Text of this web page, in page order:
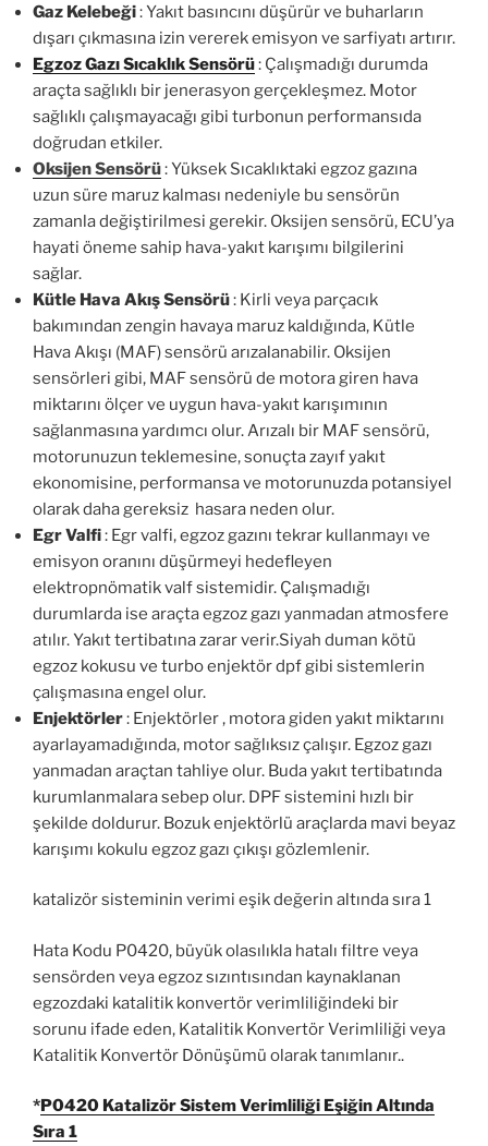
Gaz Kelebeği: Yakıt basıncını düşürür ve buharların
dışarı çıkmasına izin vererek emisyon ve sarfiyatı artırır.
Egzoz Gazı Sıcaklık Sensörü: Çalışmadığı durumda
araçta sağlıklı bir jenerasyon gerçekleşmez. Motor
sağlıklı çalışmayacağı gibi turbonun performansıda
doğrudan etkiler.
Oksijen Sensörü: Yüksek Sıcaklıktaki egzoz gazına
uzun süre maruz kalması nedeniyle bu sensörün
zamanla değiştirilmesi gerekir. Oksijen sensörü, ECU’ya
hayati öneme sahip hava-yakıt karışımı bilgilerini
sağlar.
Kütle Hava Akış Sensörü: Kirli veya parçacık
bakımından zengin havaya maruz kaldığında, Kütle
Hava Akışı (MAF) sensörü arızalanabilir. Oksijen
sensörleri gibi, MAF sensörü de motora giren hava
miktarını ölçer ve uygun hava-yakıt karışımının
sağlanmasına yardımcı olur. Arızalı bir MAF sensörü,
motorunuzun teklemesine, sonuçta zayıf yakıt
ekonomisine, performansa ve motorunuzda potansiyel
olarak daha gereksiz hasara neden olur.
Egr Valfi: Egr valfi, egzoz gazını tekrar kullanmayı ve
emisyon oranını düşürmeyi hedefleyen
elektropnömatik valf sistemidir. Çalışmadığı
durumlarda ise araçta egzoz gazı yanmadan atmosfere
atılır. Yakıt tertibatına zarar verir.Siyah duman kötü
egzoz kokusu ve turbo enjektör dpf gibi sistemlerin
çalışmasına engel olur.
Enjektörler: Enjektörler , motora giden yakıt miktarını
ayarlayamadığında, motor sağlıksız çalışır. Egzoz gazı
yanmadan araçtan tahliye olur. Buda yakıt tertibatında
kurumlanmalara sebep olur. DPF sistemini hızlı bir
şekilde doldurur. Bozuk enjektörlü araçlarda mavi beyaz
karışımı kokulu egzoz gazı çıkışı gözlemlenir.
katalizör sisteminin verimi eşik değerin altında sıra 1
Hata Kodu P0420, büyük olasılıkla hatalı filtre veya
sensörden veya egzoz sızıntısından kaynaklanan
egzozdaki katalitik konvertör verimliliğindeki bir
sorunu ifade eden, Katalitik Konvertör Verimliliği veya
Katalitik Konvertör Dönüşümü olarak tanımlanır..
*P0420 Katalizör Sistem Verimliliği Eşiğin Altında
Sıra 1